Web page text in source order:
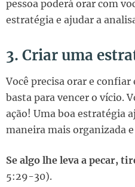
pessoa poderá orar com
estratégia e ajudar a
3. Criar uma
Você precisa orar e confiar
basta para vencer o vício.
ação! Uma boa estratégia
maneira mais organizada
Se algo lhe leva a pecar,
5:29-30).